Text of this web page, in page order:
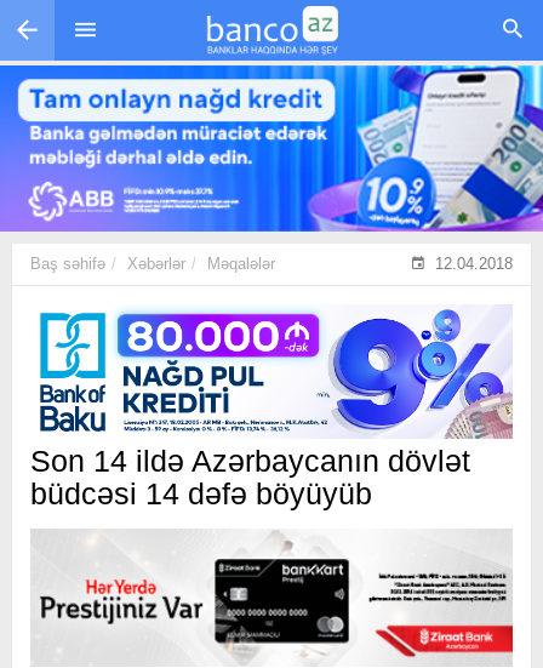
Skip to main content
Baş səhifə Xəbərlər Məqalələr 12.04.2018
Son 14 ildə Azərbaycanın dövlət
büdcəsi 14 dəfə böyüyüb